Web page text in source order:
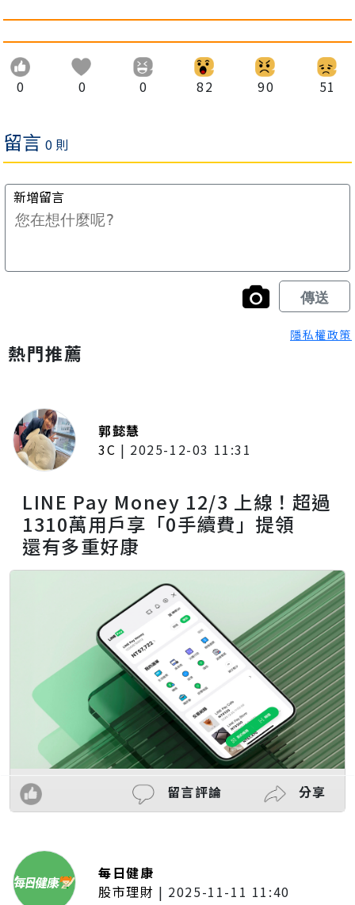
0 0 0 82 90 51
隱私權政策
熱門推薦
郭懿慧
3C | 2025-12-03 11:31
LINE Pay Money 12/3 上線！超過
1310萬用戶享「0手續費」提領
還有多重好康
留言評論 分享
每日健康
股市理財 | 2025-11-11 11:40